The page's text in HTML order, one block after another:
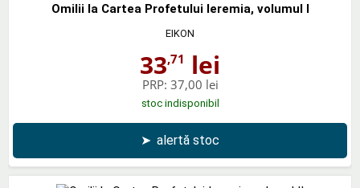
Omilii la Cartea Profetului Ieremia, volumul I
EIKON
33,71 lei
PRP: 37,00 lei
stoc indisponibil
➤ alertă stoc